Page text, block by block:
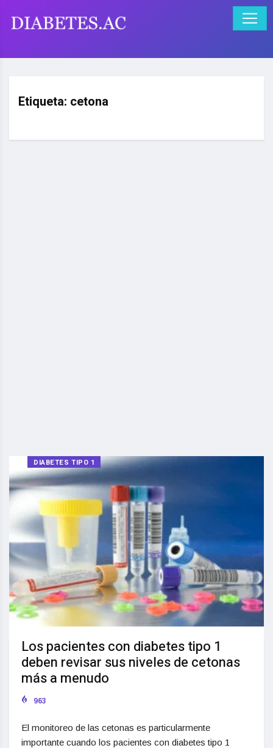
Etiqueta: cetona
DIABETES TIPO 1
Los pacientes con diabetes tipo 1
deben revisar sus niveles de cetonas
más a menudo
963
El monitoreo de las cetonas es particularmente
importante cuando los pacientes con diabetes tipo 1